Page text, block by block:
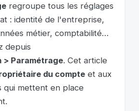
regroupe tous les réglages
: identité de l'entreprise,
métier, comptabilité…
depuis
> Paramétrage. Cet article
du compte et aux
qui mettent en place